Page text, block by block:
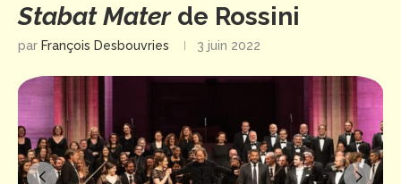
Stabat Materde Rossini
par François Desbouvries 3 juin 2022